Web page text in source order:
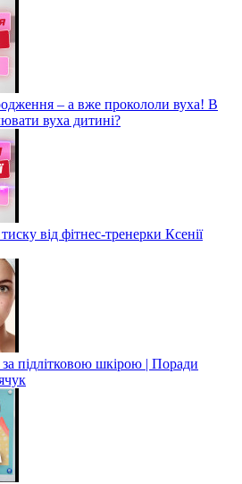
– а вже прокололи вуха! В
вуха дитині?
від фітнес-тренерки Ксенії
підлітковою шкірою | Поради